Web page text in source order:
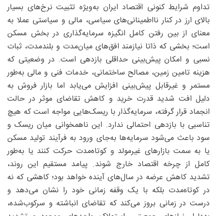
تداوم شرایط کنونی اقتصاد ایران به‌ویژه تثبیت نرخ‌های بسیار
بالای ارز در کنار نااطمینانی‌های سیاسی، مالی و سیاستی عملا به
معنای از بین رفتن کامل انگیزه سرمایه‌گذاری در بخش مسکن
است؛ بخشی که ذاتا نیازمند افق‌های میان‌مدت و بلندمدت، ثبات
نسبی و امکان پیش‌بینی حداقلی بازدهی است. در وضعیتی که
هزینه تامین زمین، مصالح ساختمانی، خدمات فنی و مالی به‌طور
مستمر و غیرقابل پیش‌بینی افزایش می‌یابد اما بازار فروش به
دلیل افت شدید قدرت خرید و کاهش تقاضای موثر در حالت
انجماد قرار گرفته، سرمایه‌گذار با ریسک‌هایی مواجه است که هیچ
تناسبی با بازدهی احتمالی ندارد. این ناهمخوانی میان ریسک و
سود باعث می‌شود سرمایه‌ها به‌جای ورود به فرآیند تولید مسکن
یا به سمت بازارهای غیرمولد و کوتاه‌مدت حرکت کنند یا به‌طور
کامل از چرخه اقتصاد خارج شوند. پیامد مستقیم این روند،
تشدید کاهش عرضه در سال‌های آینده خواهد بود؛ کاهشی که نه
در کوتاه‌مدت بلکه با یک وقفه زمانی خود را نشان می‌دهد و
درست در زمانی بروز می‌کند که تقاضای انباشته و سرکوب‌شده،